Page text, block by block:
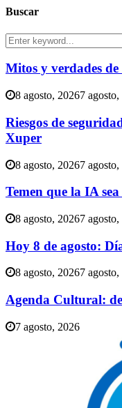
Buscar
Search
for:
Mitos y verdades
8 agosto, 20267
Riesgos de
Xuper
8 agosto, 20267
Temen que la IA
8 agosto, 20267
Hoy 8 de agosto:
8 agosto, 20267
Agenda Cultural:
7 agosto, 2026